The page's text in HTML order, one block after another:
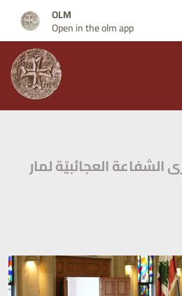
OLM
Open in the olm app
العجائبيّة لمار